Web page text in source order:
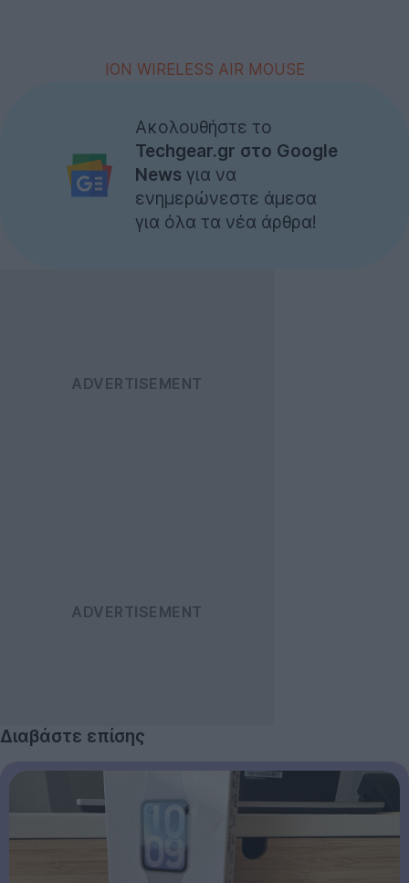
ION WIRELESS AIR MOUSE
Ακολουθήστε το
Techgear.gr στο Google
News για να
ενημερώνεστε άμεσα
για όλα τα νέα άρθρα!
Διαβάστε επίσης